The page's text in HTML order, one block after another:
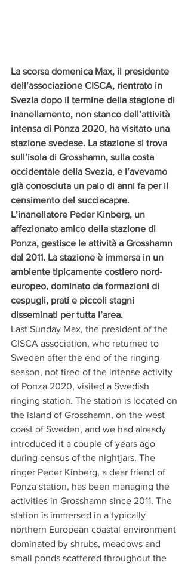
La scorsa domenica Max, il presidente
dell’associazione CISCA, rientrato in
Svezia dopo il termine della stagione di
inanellamento, non stanco dell’attività
intensa di Ponza 2020, ha visitato una
stazione svedese. La stazione si trova
sull’isola di Grosshamn, sulla costa
occidentale della Svezia, e l’avevamo
già conosciuta un paio di anni fa per il
censimento del succiacapre.
L’inanellatore Peder Kinberg, un
affezionato amico della stazione di
Ponza, gestisce le attività a Grosshamn
dal 2011. La stazione è immersa in un
ambiente tipicamente costiero nord-
europeo, dominato da formazioni di
cespugli, prati e piccoli stagni
disseminati per tutta l’area.
Last Sunday Max, the president of the
CISCA association, who returned to
Sweden after the end of the ringing
season, not tired of the intense activity
of Ponza 2020, visited a Swedish
ringing station. The station is located on
the island of Grosshamn, on the west
coast of Sweden, and we had already
introduced it a couple of years ago
during census of the nightjars. The
ringer Peder Kinberg, a dear friend of
Ponza station, has been managing the
activities in Grosshamn since 2011. The
station is immersed in a typically
northern European coastal environment
dominated by shrubs, meadows and
small ponds scattered throughout the